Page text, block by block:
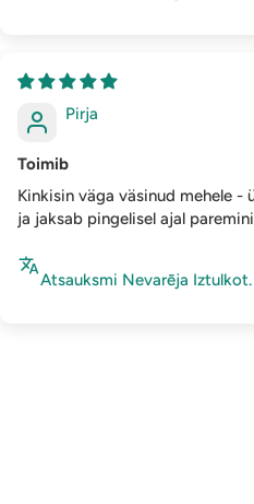
Pirja
Toimib
Kinkisin väga väsinud mehele -
ja jaksab pingelisel ajal
Atsauksmi Nevarēja